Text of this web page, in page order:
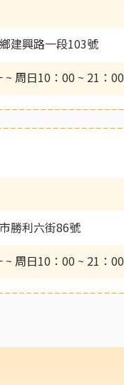
建興路一段103號
~ 周日10：00 ~ 21：00
勝利六街86號
~ 周日10：00 ~ 21：00